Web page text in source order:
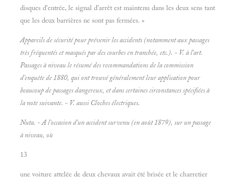
disques d'entrée, le signal d'arrêt est maintenu dans les deux sens tant
que les deux barrières ne sont pas fermées. »
Appareils de sécurité pour prévenir les accidents (notamment aux passages
très fréquentés etmasqués par des courbes en tranchée, etc.). - V. à l'art.
Passages à niveau le résumé des recommandations de la commission
d'enquête de 1880, qui ont trouvé généralement leur application pour
beaucoup de passages dangereux, et dans certaines circonstances spécifiées à
la note suivante. - V. aussi Cloches électriques.
Nuta. - A l'occasion d'un accident survenu (en août 1879), sur un passage
à niveau, où
13
une voiture attelée de deux chevaux avait été brisée et le charretier